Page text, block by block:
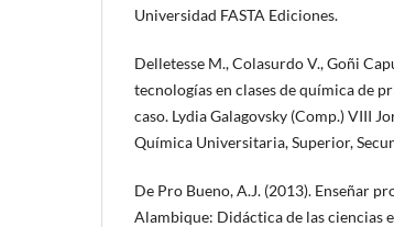
Universidad FASTA Ediciones.
Delletesse M., Colasurdo V., Goñi
tecnologías en clases de química de
caso. Lydia Galagovsky (Comp.) VIII
Química Universitaria, Superior,
De Pro Bueno, A.J. (2013). Enseñar
Alambique: Didáctica de las ciencias